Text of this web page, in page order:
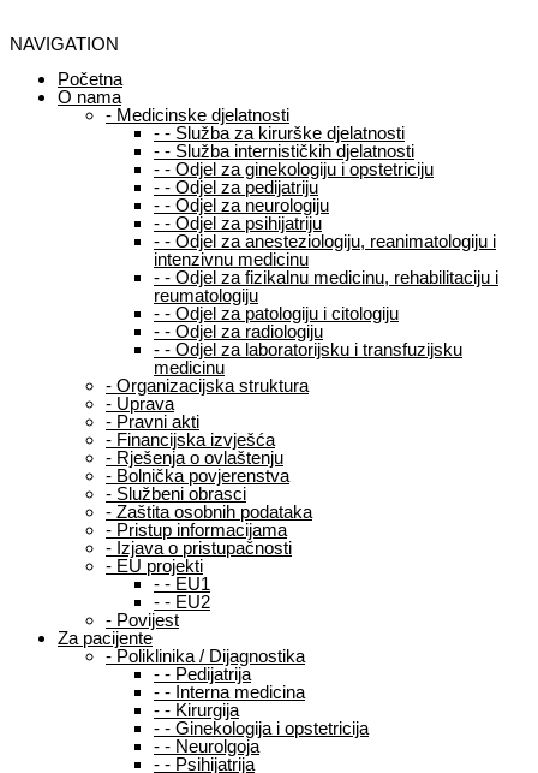
NAVIGATION
Početna
O nama
- Medicinske djelatnosti
- - Služba za kirurške djelatnosti
- - Služba internističkih djelatnosti
- - Odjel za ginekologiju i opstetriciju
- - Odjel za pedijatriju
- - Odjel za neurologiju
- - Odjel za psihijatriju
- - Odjel za anesteziologiju, reanimatologiju i
intenzivnu medicinu
- - Odjel za fizikalnu medicinu, rehabilitaciju i
reumatologiju
- - Odjel za patologiju i citologiju
- - Odjel za radiologiju
- - Odjel za laboratorijsku i transfuzijsku
medicinu
- Organizacijska struktura
- Uprava
- Pravni akti
- Financijska izvješća
- Rješenja o ovlaštenju
- Bolnička povjerenstva
- Službeni obrasci
- Zaštita osobnih podataka
- Pristup informacijama
- Izjava o pristupačnosti
- EU projekti
- - EU1
- - EU2
- Povijest
Za pacijente
- Poliklinika / Dijagnostika
- - Pedijatrija
- - Interna medicina
- - Kirurgija
- - Ginekologija i opstetricija
- - Neurolgoja
- - Psihijatrija